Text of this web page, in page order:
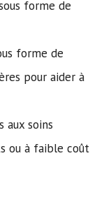
forme de
forme de
pour aider à
aux soins
ou à faible coût